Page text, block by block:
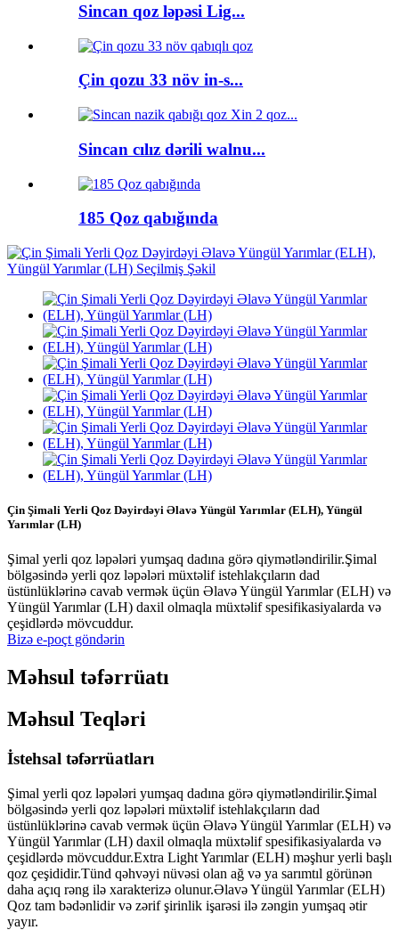
Sincan qoz ləpəsi Lig...
Çin qozu 33 növ in-s...
Sincan cılız dərili walnu...
185 Qoz qabığında
Çin Şimali Yerli Qoz Dəyirdəyi Əlavə Yüngül Yarımlar (ELH), Yüngül
Yarımlar (LH)
Şimal yerli qoz ləpələri yumşaq dadına görə qiymətləndirilir.Şimal
bölgəsində yerli qoz ləpələri müxtəlif istehlakçıların dad
üstünlüklərinə cavab vermək üçün Əlavə Yüngül Yarımlar (ELH) və
Yüngül Yarımlar (LH) daxil olmaqla müxtəlif spesifikasiyalarda və
çeşidlərdə mövcuddur.
Bizə e-poçt göndərin
Məhsul təfərrüatı
Məhsul Teqləri
İstehsal təfərrüatları
Şimal yerli qoz ləpələri yumşaq dadına görə qiymətləndirilir.Şimal
bölgəsində yerli qoz ləpələri müxtəlif istehlakçıların dad
üstünlüklərinə cavab vermək üçün Əlavə Yüngül Yarımlar (ELH) və
Yüngül Yarımlar (LH) daxil olmaqla müxtəlif spesifikasiyalarda və
çeşidlərdə mövcuddur.Extra Light Yarımlar (ELH) məşhur yerli başlı
qoz çeşididir.Tünd qəhvəyi nüvəsi olan ağ və ya sarımtıl görünən
daha açıq rəng ilə xarakterizə olunur.Əlavə Yüngül Yarımlar (ELH)
Qoz tam bədənlidir və zərif şirinlik işarəsi ilə zəngin yumşaq ətir
yayır.